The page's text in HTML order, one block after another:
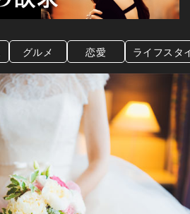
グルメ 恋愛 ライフスタ